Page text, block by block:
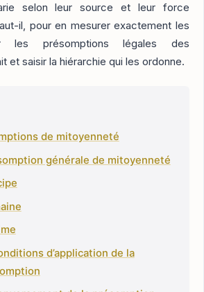
selon leur source et leur force
il, pour en mesurer exactement les
les présomptions légales des
et saisir la hiérarchie qui les ordonne.
de mitoyenneté
générale de mitoyenneté
d’application de la